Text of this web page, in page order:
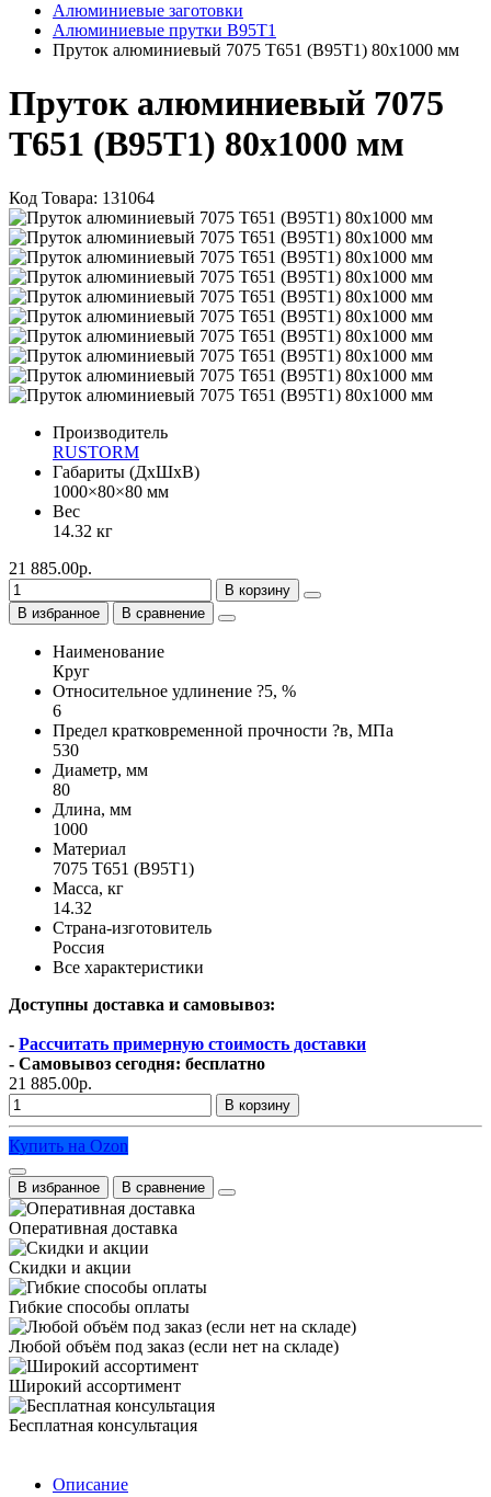
Алюминиевые заготовки
Алюминиевые прутки В95Т1
Пруток алюминиевый 7075 Т651 (В95Т1) 80х1000 мм
Пруток алюминиевый 7075
Т651 (В95Т1) 80х1000 мм
Код Товара: 131064
Производитель
RUSTORM
Габариты (ДхШхВ)
1000×80×80 мм
Вес
14.32 кг
21 885.00р.
В корзину
В избранное
В сравнение
Наименование
Круг
Относительное удлинение ?5, %
6
Предел кратковременной прочности ?в, МПа
530
Диаметр, мм
80
Длина, мм
1000
Материал
7075 Т651 (В95Т1)
Масса, кг
14.32
Страна-изготовитель
Россия
Все характеристики
Доступны доставка и самовывоз:
- Рассчитать примерную стоимость доставки
- Самовывоз сегодня: бесплатно
21 885.00р.
В корзину
Купить на Ozon
В избранное В сравнение
Оперативная доставка
Скидки и акции
Гибкие способы оплаты
Любой объём под заказ (если нет на складе)
Широкий ассортимент
Бесплатная консультация
Описание